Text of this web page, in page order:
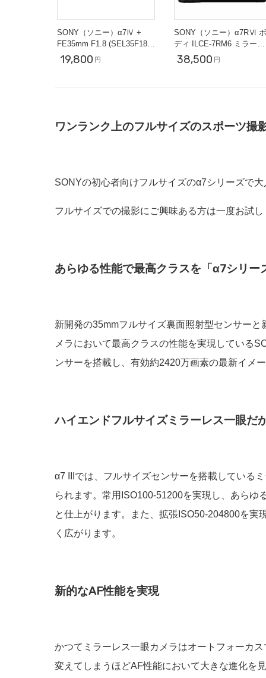
SONY（ソニー）α7Ⅳ +
FE35mm F1.8 (SEL35F18F)
【ポートレートセット】
19,800 円
SONY（ソニー）α7RⅥ
ディ ILCE-7RM6 ミラーレ
ス一眼
38,500 円
ワンランク上のフルサイズのスポーツ撮
SONYの初心者向けフルサイズのα7シリーズで
フルサイズでの撮影にご興味ある方は一度お試
あらゆる性能で最高クラスを「α7シリー
新開発の35mmフルサイズ裏面照射型センサー
メラにおいて最高クラスの性能を実現している
ンサーを搭載し、有効約2420万画素の最新イメ
ハイエンドフルサイズミラーレス一眼だ
α7 IIIでは、フルサイズセンサーを搭載している
られます。常用ISO100-51200を実現し、あらゆ
と仕上がります。また、拡張ISO50-204800を
く広がります。
新的なAF性能を実現
かつてミラーレス一眼カメラはオートフォーカ
変えてしまうほどAF性能において大きな進化を